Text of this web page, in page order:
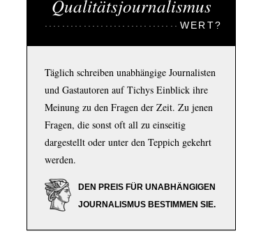
Qualitätsjournalismus
WERT?
Täglich schreiben unabhängige Journalisten
und Gastautoren auf Tichys Einblick ihre
Meinung zu den Fragen der Zeit. Zu jenen
Fragen, die sonst oft all zu einseitig
dargestellt oder unter den Teppich gekehrt
werden.
DEN PREIS FÜR UNABHÄNGIGEN
JOURNALISMUS BESTIMMEN SIE.